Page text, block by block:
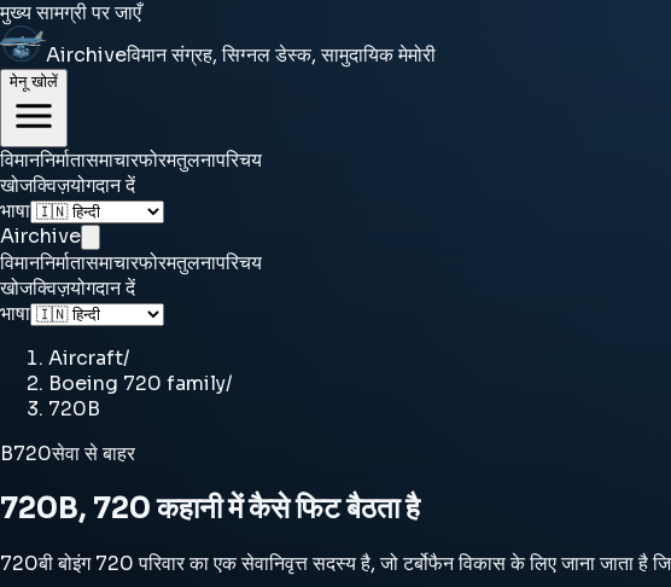
मुख्य सामग्री पर जाएँ
Airchiveविमान संग्रह, सिग्नल डेस्क, सामुदायिक मेमोरी
मेनू खोलें
विमाननिर्मातासमाचारफोरमतुलनापरिचय
खोजक्विज़योगदान दें
भाषा
Airchive
विमाननिर्मातासमाचारफोरमतुलनापरिचय
खोजक्विज़योगदान दें
भाषा
Aircraft/
Boeing 720 family/
720B
B720सेवा से बाहर
720B, 720 कहानी में कैसे फिट बैठता है
720बी बोइंग 720 परिवार का एक सेवानिवृत्त सदस्य है, जो टर्बोफैन विकास के लिए जाना जाता